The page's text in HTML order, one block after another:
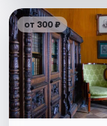
от 300 ₽